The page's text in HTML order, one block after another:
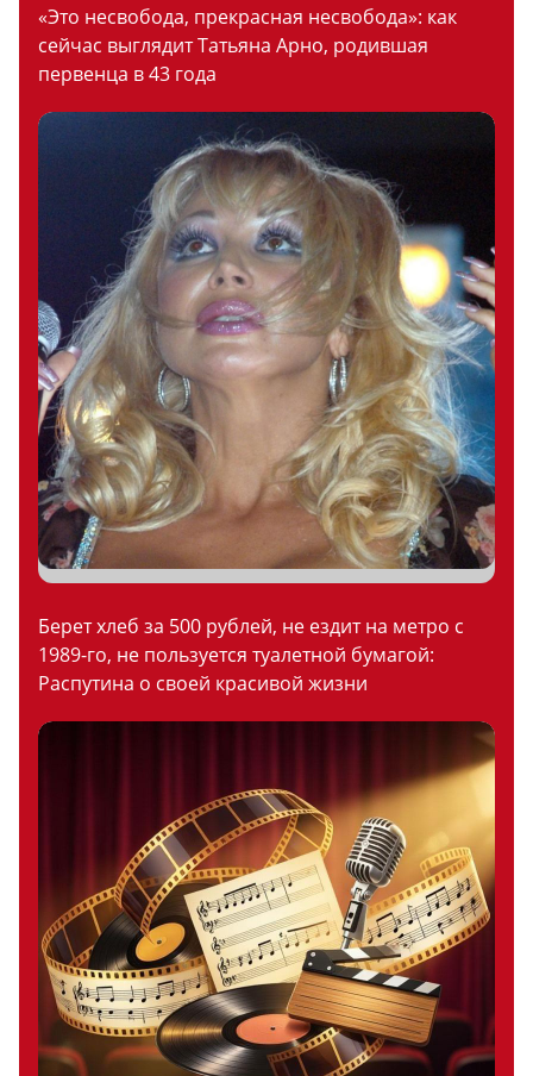
«Это несвобода, прекрасная несвобода»: как
сейчас выглядит Татьяна Арно, родившая
первенца в 43 года
Берет хлеб за 500 рублей, не ездит на метро с
1989-го, не пользуется туалетной бумагой:
Распутина о своей красивой жизни